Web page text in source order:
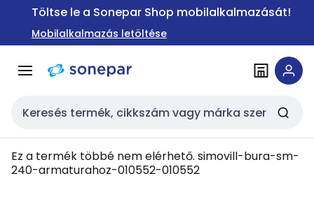
Ugrás a
Ugrás a
tartalomra
Töltse le a Sonepar Shop mobilalkalmazását!
Mobilalkalmazás letöltése
Keresési bemenet
Ez a termék többé nem elérhető. simovill-bura-sm-
240-armaturahoz-010552-010552